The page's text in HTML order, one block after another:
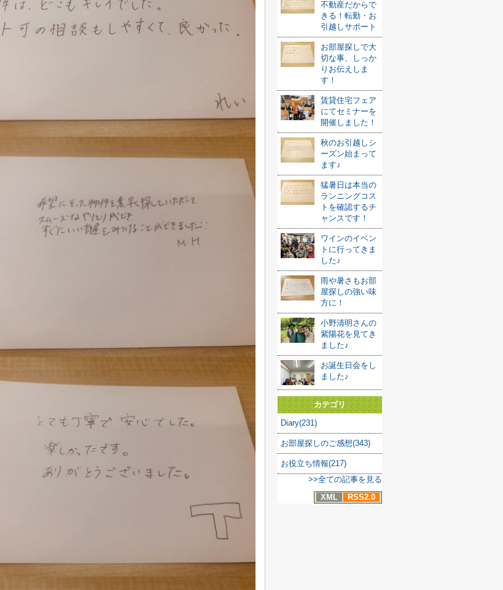
不動産だからで
きる！転勤・お
引越しサポート
お部屋探しで大
切な事、しっか
りお伝えしま
す！
賃貸住宅フェア
にてセミナーを
開催しました！
秋のお引越しシ
ーズン始まって
ます♪
猛暑日は本当の
ランニングコス
トを確認するチ
ャンスです！
ワインのイベン
トに行ってきま
した♪
雨や暑さもお部
屋探しの強い味
方に！
小野清明さんの
紫陽花を見てき
ました♪
お誕生日会をし
ました♪
カテゴリ
Diary(231)
お部屋探しのご感想(343)
お役立ち情報(217)
>>全ての記事を見る
XML
RSS2.0